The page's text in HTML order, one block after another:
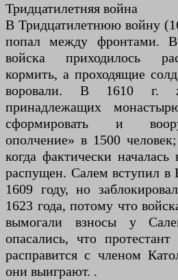
Тридцатилетняя война
В Тридцатилетнюю войну
попал между фронтами.
войска приходилось
кормить, а проходящие
воровали. В 1610 г.
принадлежащих
сформировать и
ополчение» в 1500
когда фактически
распущен. Салем вступил в
1609 году, но
1623 года, потому что
вымогали взносы у
опасались, что
расправится с членом
они выиграют. .